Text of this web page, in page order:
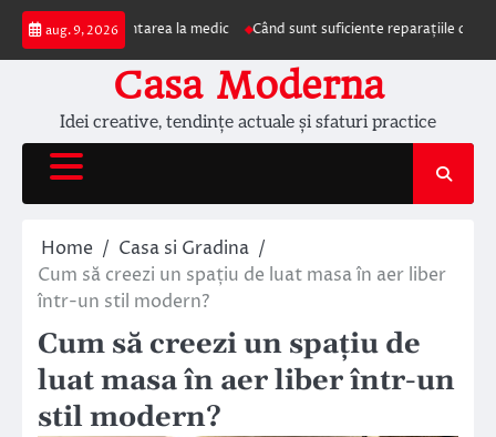
Skip
content
aug. 9, 2026
prezentarea la medic Când sunt suficiente reparațiile de acoperiș și
Casa Moderna
Idei creative, tendințe actuale și sfaturi practice
Home
Casa si Gradina
Cum să creezi un spațiu de luat masa în aer liber
într-un stil modern?
Cum să creezi un spațiu de
luat masa în aer liber într-un
stil modern?